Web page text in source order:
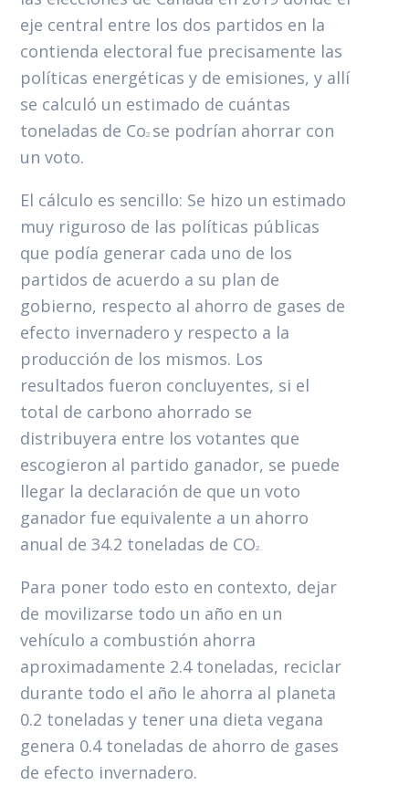
eje central entre los dos partidos en la
contienda electoral fue precisamente las
políticas energéticas y de emisiones, y allí
se calculó un estimado de cuántas
toneladas de Co2 se podrían ahorrar con
un voto.
El cálculo es sencillo: Se hizo un estimado
muy riguroso de las políticas públicas
que podía generar cada uno de los
partidos de acuerdo a su plan de
gobierno, respecto al ahorro de gases de
efecto invernadero y respecto a la
producción de los mismos. Los
resultados fueron concluyentes, si el
total de carbono ahorrado se
distribuyera entre los votantes que
escogieron al partido ganador, se puede
llegar la declaración de que un voto
ganador fue equivalente a un ahorro
anual de 34.2 toneladas de CO2.
Para poner todo esto en contexto, dejar
de movilizarse todo un año en un
vehículo a combustión ahorra
aproximadamente 2.4 toneladas, reciclar
durante todo el año le ahorra al planeta
0.2 toneladas y tener una dieta vegana
genera 0.4 toneladas de ahorro de gases
de efecto invernadero.